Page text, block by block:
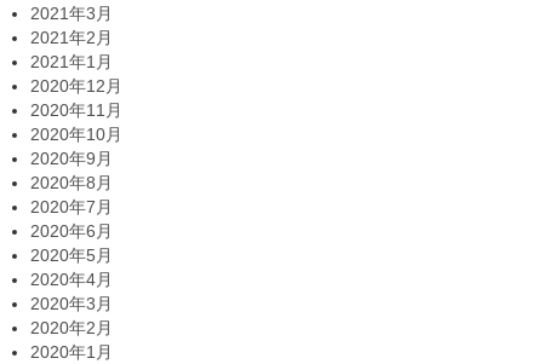
2021年3月
2021年2月
2021年1月
2020年12月
2020年11月
2020年10月
2020年9月
2020年8月
2020年7月
2020年6月
2020年5月
2020年4月
2020年3月
2020年2月
2020年1月